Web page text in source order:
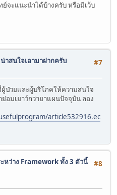
ย์จะแนะนำได้บ้างครับ หรือมีเว้บ
#7
าสนใจเอามาฝากครับ
ป่วยและผู้บริโภคให้ความสนใจ
อมเยาว์กว่ายาแผนปัจจุบัน ลอง
article532916.ec
#8
หว่าง Framework ทั้ง 3 ตัวนี้